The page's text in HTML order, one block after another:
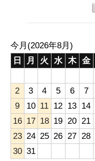
今月(2026年8月)
日
月 火 水 木 金
2
3 4 5 6 7
9
10 11 12 13 14
16 17 18 19 20 21
23 24 25 26 27 28
30 31